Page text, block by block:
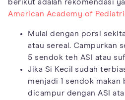
berikut adalah rekomendasi
American Academy of
Mulai dengan porsi
atau sereal. Campurkan
5 sendok teh ASI atau
Jika Si Kecil sudah
menjadi 1 sendok makan
dicampur dengan ASI